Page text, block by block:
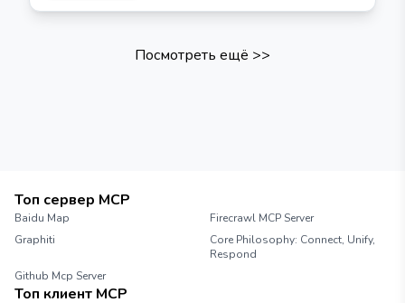
Посмотреть ещё >>
Топ сервер MCP
Baidu Map
Firecrawl MCP Server
Graphiti
Core Philosophy: Connect, Unify,
Respond
Github Mcp Server
Топ клиент MCP